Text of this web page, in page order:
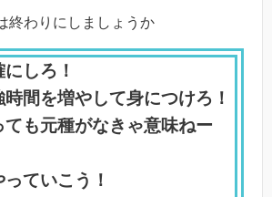
終わりにしましょうか
にしろ！
時間を増やして身につけろ！
ても元種がなきゃ意味ねー
っていこう！